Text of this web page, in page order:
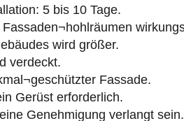
5 bis 10 Tage.
wird größer.
verdeckt.
Fassade.
Gerüst erforderlich.
Genehmigung verlangt sein.